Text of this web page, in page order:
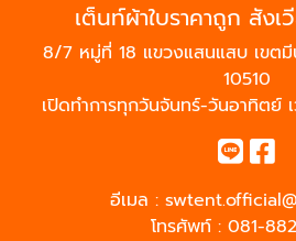
เต็นท์ผ้าใบราคาถูก สังเ
8/7 หมู่ที่ 18 แขวงแสนแสบ เขต
10510
เปิดทำการทุกวันจันทร์-วันอาทิตย์
อีเมล :
โทรศัพท์ : 081-